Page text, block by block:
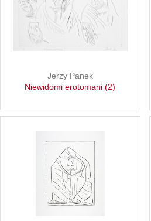
Jerzy Panek
Niewidomi erotomani (2)